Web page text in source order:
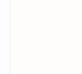
کس نے